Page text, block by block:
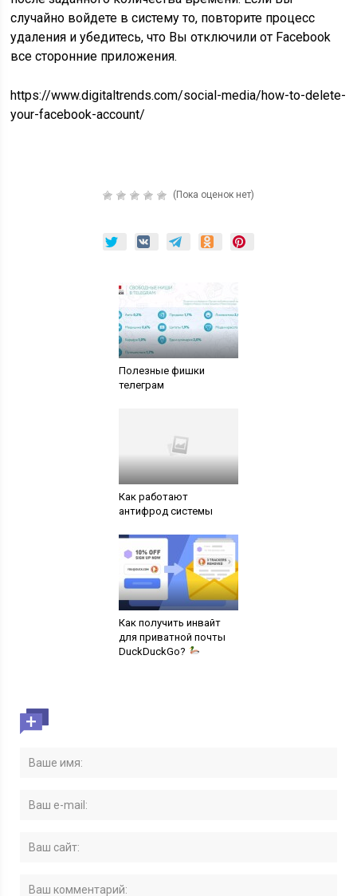
случайно войдете в систему то, повторите процесс
удаления и убедитесь, что Вы отключили от Facebook
все сторонние приложения.
https://www.digitaltrends.com/social-media/how-to-delete-
your-facebook-account/
(Пока оценок нет)
Полезные фишки
телеграм
Как работают
антифрод системы
Как получить инвайт
для приватной почты
DuckDuckGo?